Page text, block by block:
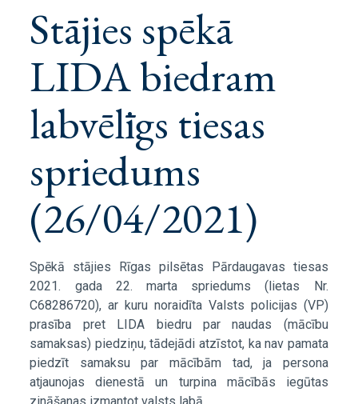
Stājies spēkā
LIDA biedram
labvēlīgs tiesas
spriedums
(26/04/2021)
Spēkā stājies Rīgas pilsētas Pārdaugavas tiesas
2021. gada 22. marta spriedums (lietas Nr.
C68286720), ar kuru noraidīta Valsts policijas (VP)
prasība pret LIDA biedru par naudas (mācību
samaksas) piedziņu, tādejādi atzīstot, ka nav pamata
piedzīt samaksu par mācībām tad, ja persona
atjaunojas dienestā un turpina mācībās iegūtas